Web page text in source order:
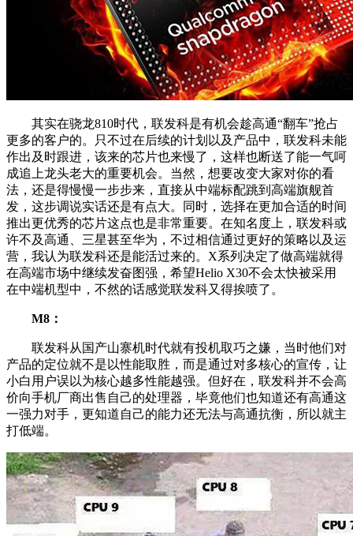
其实在骁龙810时代，联发科是有机会趁高通“翻车”抢占
更多的客户的。只不过在后续的计划以及产品中，联发科未能
作出及时跟进，该来的芯片也来慢了，这样也断送了能一气呵
成追上龙头老大的重要机会。当然，想要改变大家对你的看
法，还是得慢慢一步步来，直接从中端标配跳到高端旗舰首
发，这步调说实话还是有点大。同时，选择在更加合适的时间
推出更优秀的芯片这点也是非常重要。在知名度上，联发科或
许不及高通、三星甚至华为，不过相信通过更好的策略以及运
营，我认为联发科还是能活过来的。X系列决定了做高端就得
在高端市场中继续发奋图强，希望Helio X30不会太快被采用
在中端机型中，不然的话感觉联发科又得挨喷了。
M8：
联发科从国产山寨机时代就有投机取巧之嫌，当时他们对
产品的定位就不是以性能取胜，而是通过对多核心的宣传，让
小白用户误以为核心越多性能越强。但好在，联发科并不会高
价向手机厂商出售自己的处理器，毕竟他们也知道还有高通这
一强力对手，更知道自己的能力还无法与高通抗衡，所以就主
打低端。